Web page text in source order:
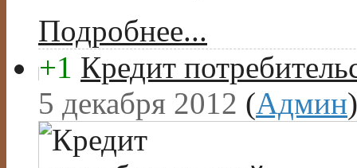
Подробнее...
+1 Кредит
5 декабря 2012 (Админ)